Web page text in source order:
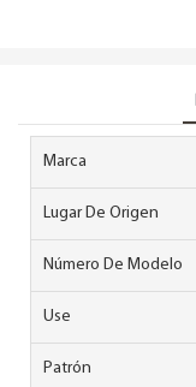
Marca
Lugar De Origen
Número De Modelo
Use
Patrón